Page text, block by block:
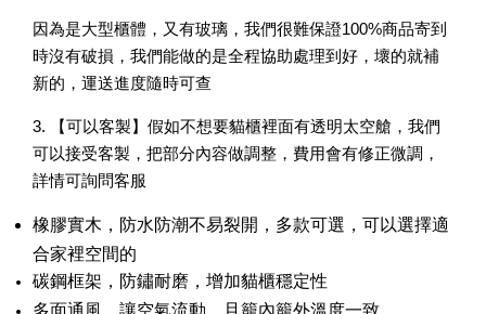
薰衣草香調
NT$ 370
因為是大型櫃體，又有玻璃，我們很難保證100%商品寄到
時沒有破損，我們能做的是全程協助處理到好，壞的就補
新的，運送進度隨時可查
3. 【可以客製】假如不想要貓櫃裡面有透明太空艙，我們
可以接受客製，把部分內容做調整，費用會有修正微調，
詳情可詢問客服
橡膠實木，防水防潮不易裂開，多款可選，可以選擇適
合家裡空間的
碳鋼框架，防鏽耐磨，增加貓櫃穩定性